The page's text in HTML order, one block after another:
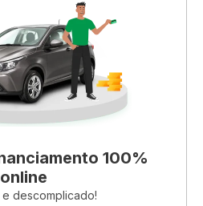
100%
online
e descomplicado!